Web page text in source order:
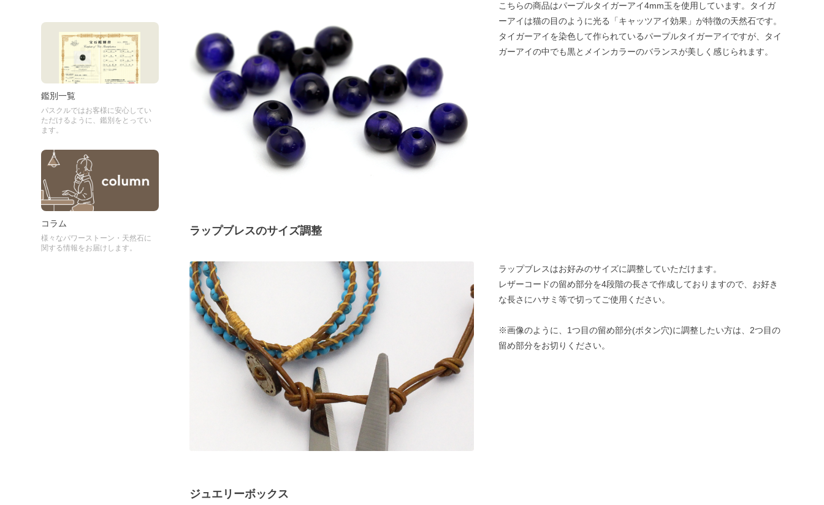
鑑別一覧
パスクルではお客様に安心してい
ただけるように、鑑別をとってい
ます。
コラム
様々なパワーストーン・天然石に
関する情報をお届けします。
こちらの商品はパープルタイガーアイ4mm玉を使用しています。タイガ
ーアイは猫の目のように光る「キャッツアイ効果」が特徴の天然石です。
タイガーアイを染色して作られているパープルタイガーアイですが、タイ
ガーアイの中でも黒とメインカラーのバランスが美しく感じられます。
ラップブレスのサイズ調整
ラップブレスはお好みのサイズに調整していただけます。
レザーコードの留め部分を4段階の長さで作成しておりますので、お好き
な長さにハサミ等で切ってご使用ください。
※画像のように、1つ目の留め部分(ボタン穴)に調整したい方は、2つ目の
留め部分をお切りください。
ジュエリーボックス